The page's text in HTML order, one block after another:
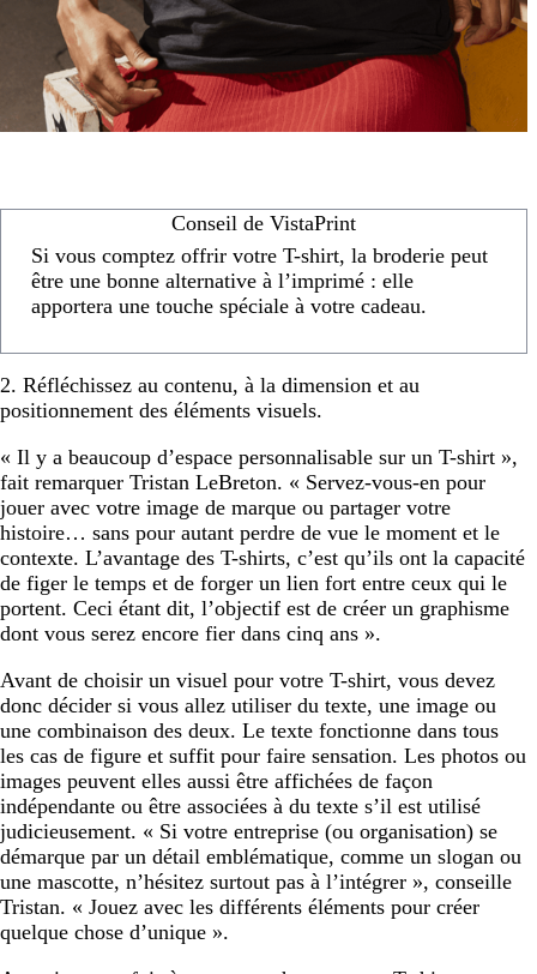
Conseil de VistaPrint
Si vous comptez offrir votre T-shirt, la broderie peut
être une bonne alternative à l’imprimé : elle
apportera une touche spéciale à votre cadeau.
2. Réfléchissez au contenu, à la dimension et au
positionnement des éléments visuels.
« Il y a beaucoup d’espace personnalisable sur un T-shirt »,
fait remarquer Tristan LeBreton. « Servez-vous-en pour
jouer avec votre image de marque ou partager votre
histoire… sans pour autant perdre de vue le moment et le
contexte. L’avantage des T-shirts, c’est qu’ils ont la capacité
de figer le temps et de forger un lien fort entre ceux qui le
portent. Ceci étant dit, l’objectif est de créer un graphisme
dont vous serez encore fier dans cinq ans ».
Avant de choisir un visuel pour votre T-shirt, vous devez
donc décider si vous allez utiliser du texte, une image ou
une combinaison des deux. Le texte fonctionne dans tous
les cas de figure et suffit pour faire sensation. Les photos ou
images peuvent elles aussi être affichées de façon
indépendante ou être associées à du texte s’il est utilisé
judicieusement. « Si votre entreprise (ou organisation) se
démarque par un détail emblématique, comme un slogan ou
une mascotte, n’hésitez surtout pas à l’intégrer », conseille
Tristan. « Jouez avec les différents éléments pour créer
quelque chose d’unique ».